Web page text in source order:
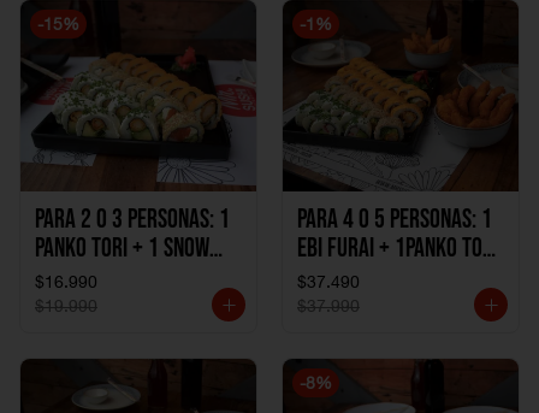
-15%
Para 2 o 3 personas: 1
Panko Tori + 1 Snow
Ebi Cheese + 1
California Sake Cheese
$16.990
$19.990
-1 %
Para 4 o 5 personas: 1
Ebi Furai + 1Panko Tori
+ 1Snow Kani +
1California Sake +
1Katzu de Camaron
$37.490
$37.990
-8%